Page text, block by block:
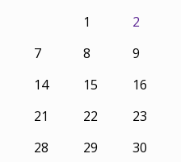
1
2
7 8
9
14 15
16
21 22
23
28 29
30